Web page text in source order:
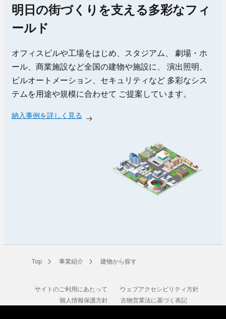
明日の街づくりを支える多彩なフィ
ールド
オフィスビルや工場をはじめ、スタジアム、
劇場・ホ
ール、商業施設など全国の建物や施設に、
演出照明、
ビルオートメーション、セキュリティなど 多彩なシス
テムを用途や規模に合わせて ご提案しています。
納入事例を詳しく見る
Top 事業紹介 建物から探す
サイトのご利用にあたって
ウェブアクセシビリティ方針
個人情報保護方針
古物営業法に基づく表記